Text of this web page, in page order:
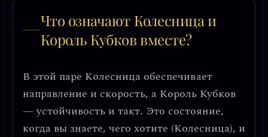
Что означают Колесница и
Король Кубков вместе?
В этой паре Колесница обеспечивает
направление и скорость, а Король Кубков
— устойчивость и такт. Это состояние,
когда вы знаете, чего хотите (Колесница), и